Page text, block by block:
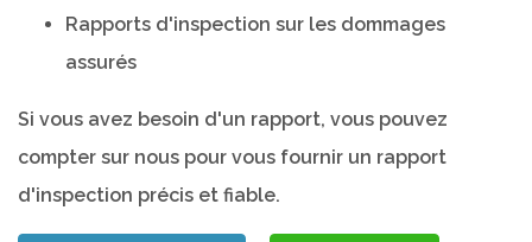
Rapports d'inspection sur les dommages
assurés
Si vous avez besoin d'un rapport, vous pouvez
compter sur nous pour vous fournir un rapport
d'inspection précis et fiable.